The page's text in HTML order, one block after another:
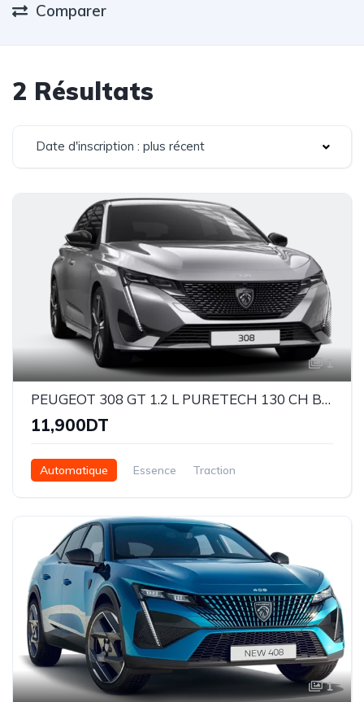
Comparer
2 Résultats
Date d'inscription : plus récent
1
PEUGEOT 308 GT 1.2 L PURETECH 130 CH BVA
11,900DT
Automatique Essence Traction
1